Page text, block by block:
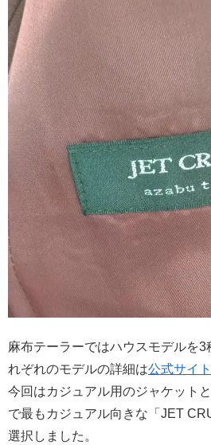
麻布テーラーではハウスモデルを
れぞれのモデルの詳細は公式サイト
今回はカジュアル用のジャケット
で最もカジュアル向きな「JET
選択しました。